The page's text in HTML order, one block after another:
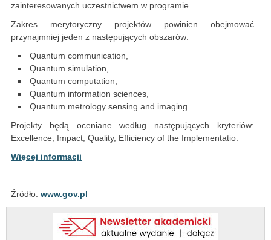
zainteresowanych uczestnictwem w programie.
Zakres merytoryczny projektów powinien obejmować
przynajmniej jeden z następujących obszarów:
Quantum communication,
Quantum simulation,
Quantum computation,
Quantum information sciences,
Quantum metrology sensing and imaging.
Projekty będą oceniane według następujących kryteriów:
Excellence, Impact, Quality, Efficiency of the Implementatio.
Więcej informacji
Źródło: www.gov.pl